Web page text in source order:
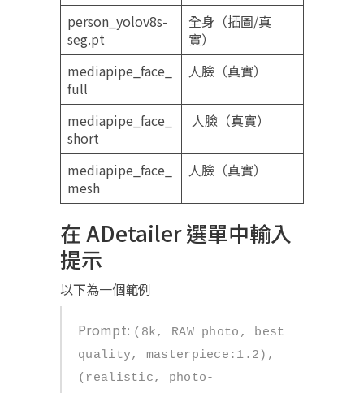
person_yolov8s-
seg.pt
全身（插圖/真
實）
mediapipe_face_
full
人臉（真實）
mediapipe_face_
short
人臉（真實）
mediapipe_face_
mesh
人臉（真實）
在 ADetailer 選單中輸入
提示
以下為一個範例
Prompt: (8k, RAW photo, best
quality, masterpiece:1.2),
(realistic, photo-